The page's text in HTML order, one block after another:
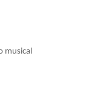
musical